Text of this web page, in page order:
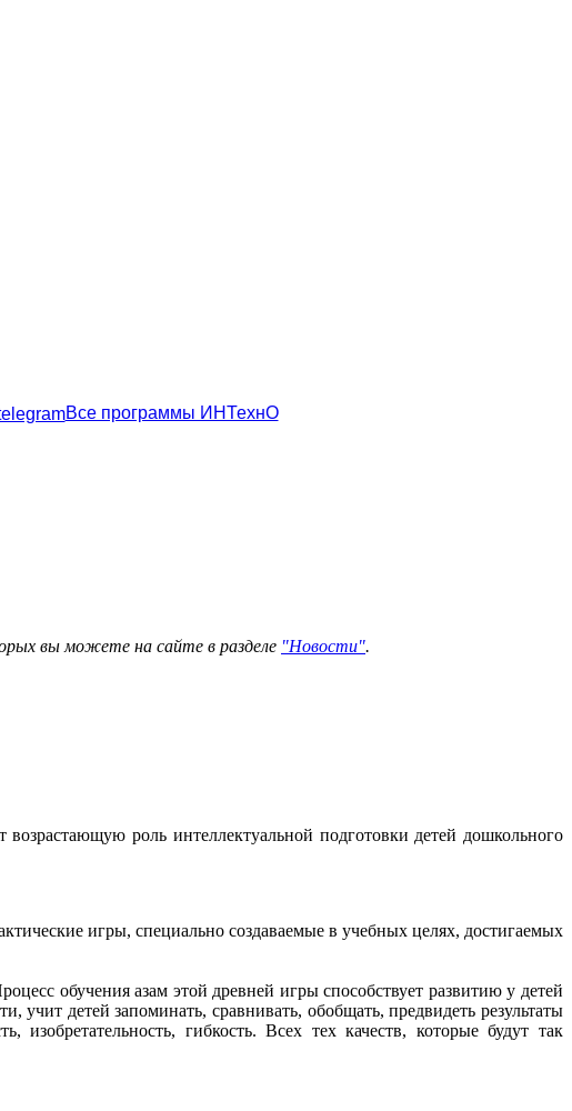
Все программы ИНТехнО
вы можете на сайте в разделе "Новости".
роль интеллектуальной подготовки детей дошкольного
игры, специально создаваемые в учебных целях, достигаемых
обучения азам этой древней игры способствует развитию у детей
учит детей запоминать, сравнивать, обобщать, предвидеть результаты
изобретательность, гибкость. Всех тех качеств, которые будут так